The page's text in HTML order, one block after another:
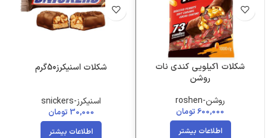
شکلات 1کیلویی کندی نات
روشن
روشن-roshen
600,000 تومان
اطلاعات بیشتر
شکلات اسنیکرز50گرم
اسنیکرز-snickers
30,000 تومان
اطلاعات بیشتر